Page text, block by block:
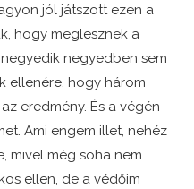
jól játszott ezen a
hogy meglesznek a
negyedben sem
ellenére, hogy három
eredmény. És a végén
Ami engem illet, nehéz
mivel még soha nem
ellen, de a védőim